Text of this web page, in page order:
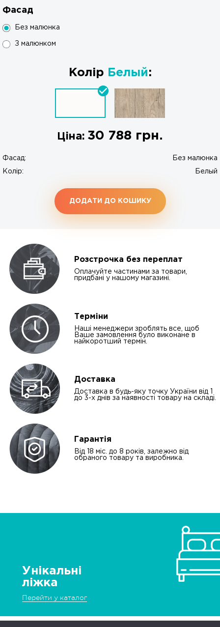
Фасад
Без малюнка
З малюнком
Колір Белый:
Ціна: 30 788 грн.
Фасад: Без малюнка
Колір: Белый
ДОДАТИ ДО КОШИКУ
Розстрочка без переплат
Оплачуйте частинами за товари,
придбані у нашому магазині.
Терміни
Наші менеджери зроблять все, щоб
Ваше замовлення було виконане в
найкоротший термін.
Доставка
Доставка в будь-яку точку України від 1
до 3-х днів за наявності товару на складі.
Гарантія
Від 18 міс. до 8 років, залежно від
обраного товару та виробника.
Унікальні
ліжка
Перейти у каталог